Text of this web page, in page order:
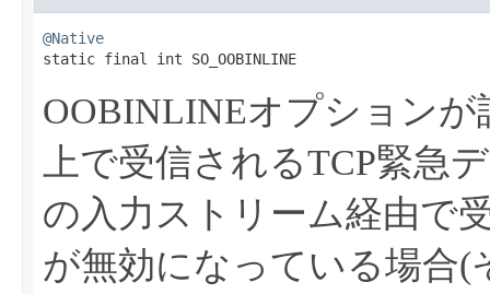
@Native
static final int SO_OOBINLINE
OOBINLINEオプション
上で受信されるTCP緊急
の入力ストリーム経由で
が無効になっている場合